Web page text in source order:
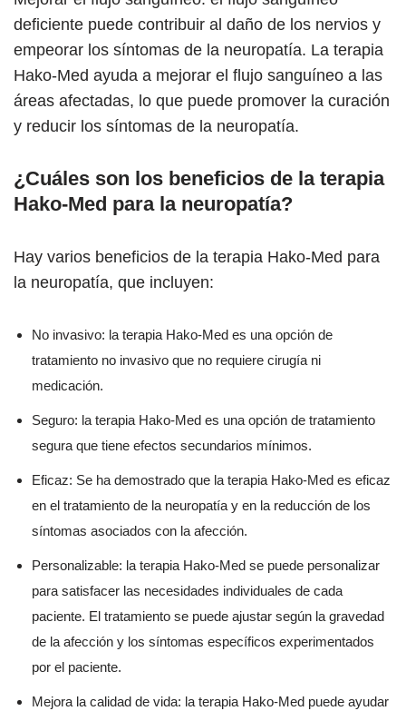
deficiente puede contribuir al daño de los nervios y
empeorar los síntomas de la neuropatía. La terapia
Hako-Med ayuda a mejorar el flujo sanguíneo a las
áreas afectadas, lo que puede promover la curación
y reducir los síntomas de la neuropatía.
¿Cuáles son los beneficios de la terapia
Hako-Med para la neuropatía?
Hay varios beneficios de la terapia Hako-Med para
la neuropatía, que incluyen:
No invasivo: la terapia Hako-Med es una opción de
tratamiento no invasivo que no requiere cirugía ni
medicación.
Seguro: la terapia Hako-Med es una opción de tratamiento
segura que tiene efectos secundarios mínimos.
Eficaz: Se ha demostrado que la terapia Hako-Med es eficaz
en el tratamiento de la neuropatía y en la reducción de los
síntomas asociados con la afección.
Personalizable: la terapia Hako-Med se puede personalizar
para satisfacer las necesidades individuales de cada
paciente. El tratamiento se puede ajustar según la gravedad
de la afección y los síntomas específicos experimentados
por el paciente.
Mejora la calidad de vida: la terapia Hako-Med puede ayudar